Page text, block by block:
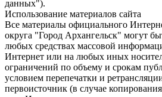
данных").
Использование материалов сайта
Все материалы официального
округа "Город Архангельск" могут
любых средствах массовой
Интернет или на любых иных
ограничений по объему и срокам
условием перепечатки и
первоисточник (в случае